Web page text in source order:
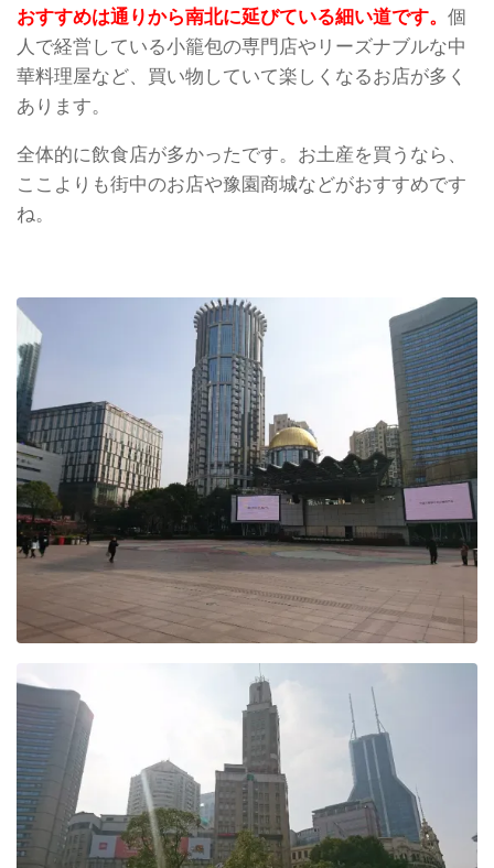
おすすめは通りから南北に延びている細い道です。 個
人で経営している小籠包の専門店やリーズナブルな中
華料理屋など、買い物していて楽しくなるお店が多く
あります。
全体的に飲食店が多かったです。お土産を買うなら、
ここよりも街中のお店や豫園商城などがおすすめです
ね。